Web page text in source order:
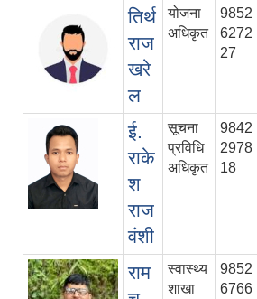
तिर्थ
राज
खरे
ल
योजना
अधिकृत
9852
6272
27
ई.
राके
श
राज
वंशी
सूचना
प्रविधि
अधिकृत
9842
2978
18
राम
स्वास्थ्य
शाखा
9852
6766